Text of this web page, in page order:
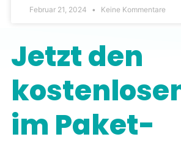
Februar 21, 2024 Keine Kommentare
Jetzt den
im Paket-